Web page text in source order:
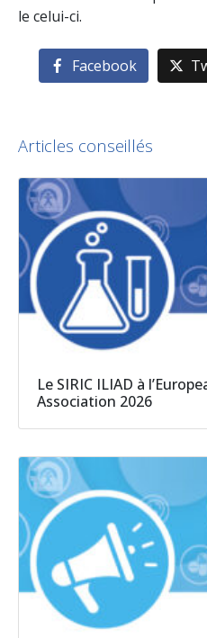
le celui-ci.
Facebook
Articles conseillés
Le SIRIC ILIAD à
Association 2026